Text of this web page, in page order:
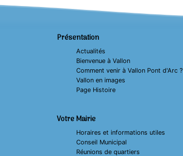
Présentation
Actualités
Bienvenue à Vallon
Comment venir à Vallon Pont d'Arc ?
Vallon en images
Page Histoire
Votre Mairie
Horaires et informations utiles
Conseil Municipal
Réunions de quartiers